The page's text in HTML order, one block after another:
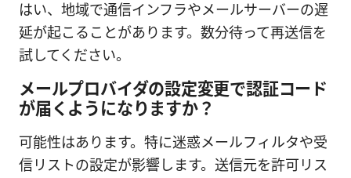
はい、地域で通信インフラやメールサーバーの遅
延が起こることがあります。数分待って再送信を
試してください。
メールプロバイダの設定変更で認証コード
が届くようになりますか？
可能性はあります。特に迷惑メールフィルタや受
信リストの設定が影響します。送信元を許可リス